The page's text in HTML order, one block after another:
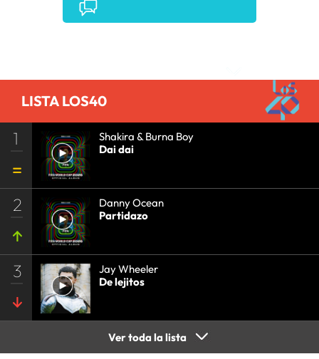
•AGENDA CULTURAL
•PRISA MEDIA•MÚSICA•GRUPO
COMUNICACIÓN•COMUNICACIÓN•
LISTA LOS40
1
Shakira & Burna Boy
Dai dai
2
Danny Ocean
Partidazo
3
Jay Wheeler
De lejitos
Ver toda la lista